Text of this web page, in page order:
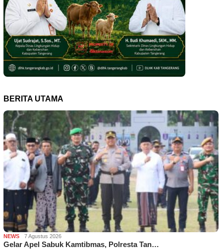
BERITA UTAMA
NEWS 7 Agustus 2026
Gelar Apel Sabuk Kamtibmas, Polresta Tan…